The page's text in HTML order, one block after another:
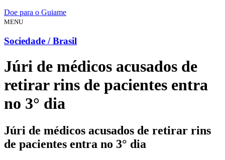
Doe para o Guiame
MENU
Sociedade / Brasil
Júri de médicos acusados de
retirar rins de pacientes entra
no 3° dia
Júri de médicos acusados de retirar rins
de pacientes entra no 3° dia